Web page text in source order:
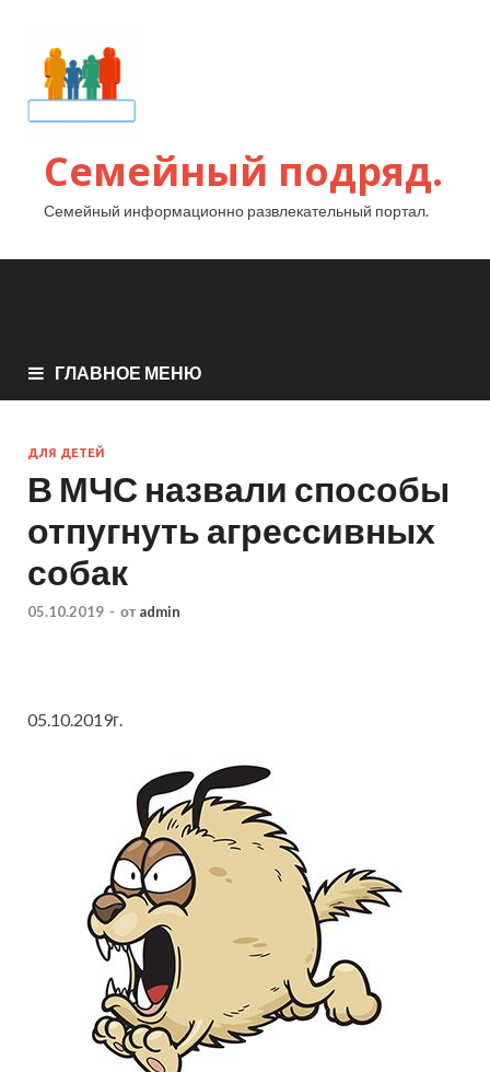
Семейный подряд.
Семейный информационно развлекательный портал.
ГЛАВНОЕ МЕНЮ
ДЛЯ ДЕТЕЙ
В МЧС назвали способы
отпугнуть агрессивных
собак
05.10.2019 - от admin
05.10.2019г.